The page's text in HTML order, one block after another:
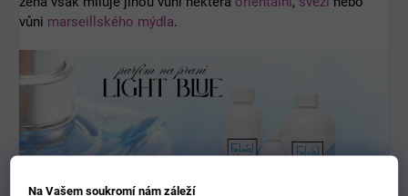
Na Vašem soukromí nám záleží
vůni marseillského mýdla.